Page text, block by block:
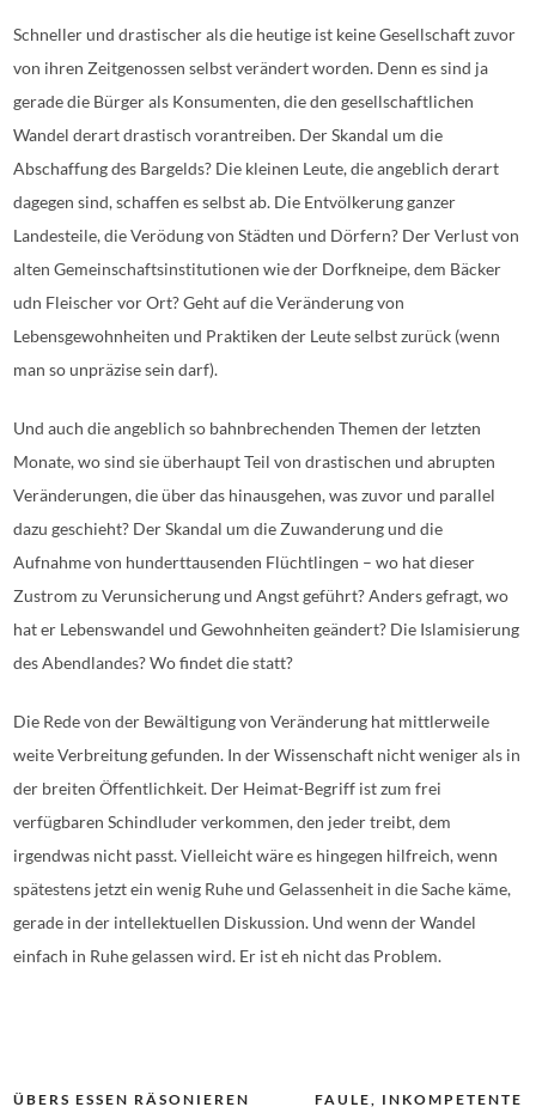
Schneller und drastischer als die heutige ist keine Gesellschaft zuvor
von ihren Zeitgenossen selbst verändert worden. Denn es sind ja
gerade die Bürger als Konsumenten, die den gesellschaftlichen
Wandel derart drastisch vorantreiben. Der Skandal um die
Abschaffung des Bargelds? Die kleinen Leute, die angeblich derart
dagegen sind, schaffen es selbst ab. Die Entvölkerung ganzer
Landesteile, die Verödung von Städten und Dörfern? Der Verlust von
alten Gemeinschaftsinstitutionen wie der Dorfkneipe, dem Bäcker
udn Fleischer vor Ort? Geht auf die Veränderung von
Lebensgewohnheiten und Praktiken der Leute selbst zurück (wenn
man so unpräzise sein darf).
Und auch die angeblich so bahnbrechenden Themen der letzten
Monate, wo sind sie überhaupt Teil von drastischen und abrupten
Veränderungen, die über das hinausgehen, was zuvor und parallel
dazu geschieht? Der Skandal um die Zuwanderung und die
Aufnahme von hunderttausenden Flüchtlingen – wo hat dieser
Zustrom zu Verunsicherung und Angst geführt? Anders gefragt, wo
hat er Lebenswandel und Gewohnheiten geändert? Die Islamisierung
des Abendlandes? Wo findet die statt?
Die Rede von der Bewältigung von Veränderung hat mittlerweile
weite Verbreitung gefunden. In der Wissenschaft nicht weniger als in
der breiten Öffentlichkeit. Der Heimat-Begriff ist zum frei
verfügbaren Schindluder verkommen, den jeder treibt, dem
irgendwas nicht passt. Vielleicht wäre es hingegen hilfreich, wenn
spätestens jetzt ein wenig Ruhe und Gelassenheit in die Sache käme,
gerade in der intellektuellen Diskussion. Und wenn der Wandel
einfach in Ruhe gelassen wird. Er ist eh nicht das Problem.
Beitragsnavigation FAULE, INKOMPETENTE
ÜBERS ESSEN RÄSONIEREN